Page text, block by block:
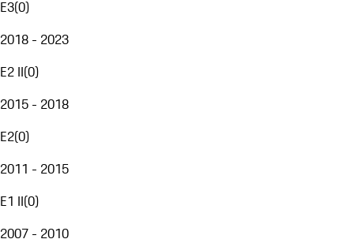
E3(0)
2018 - 2023
E2 II(0)
2015 - 2018
E2(0)
2011 - 2015
E1 II(0)
2007 - 2010